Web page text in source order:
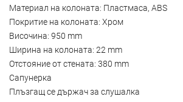
Материал на колоната: Пластмаса, ABS
Покритие на колоната: Хром
Височина: 950 mm
Ширина на колоната: 22 mm
Отстояние от стената: 380 mm
Сапунерка
Плъзгащ се държач за слушалка